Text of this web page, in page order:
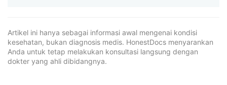
Artikel ini hanya sebagai informasi awal mengenai kondisi
kesehatan, bukan diagnosis medis. HonestDocs menyarankan
Anda untuk tetap melakukan konsultasi langsung dengan
dokter yang ahli dibidangnya.